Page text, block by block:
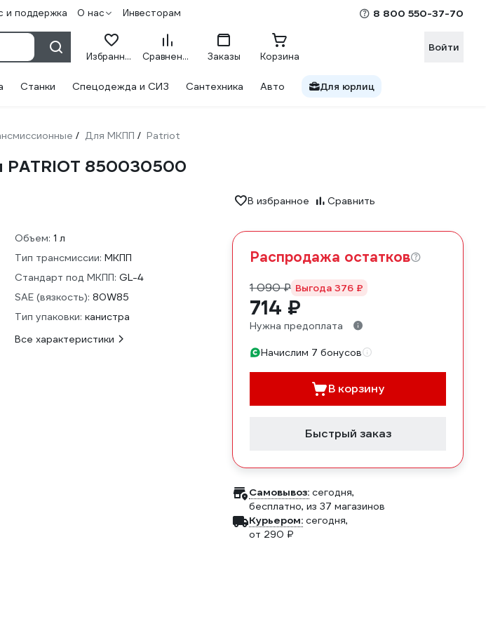
и поддержка О нас Инвесторам 8 800 550-37-70
Избранное Сравнение Заказы Корзина
Войти
Станки Спецодежда и СИЗ Сантехника Авто Для юрлиц
/ Для МКПП / Patriot
PATRIOT 850030500
В избранное Сравнить
Объем: 1 л
Тип трансмиссии: МКПП
Стандарт под МКПП: GL-4
SAE (вязкость): 80W85
Тип упаковки: канистра
Все характеристики
Распродажа остатков
1 090 ₽ Выгода 376 ₽
714 ₽
Нужна предоплата
Начислим 7 бонусов
В корзину
Быстрый заказ
Самовывоз: сегодня,
бесплатно, из 37 магазинов
Курьером: сегодня,
от 290 ₽